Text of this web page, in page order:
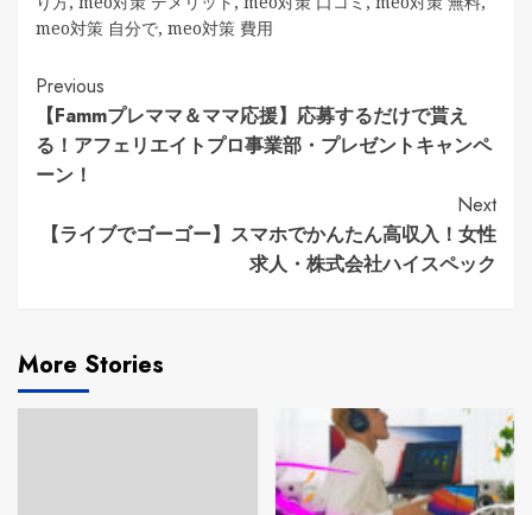
meo対策 自分で, meo対策 費用
Continue
Reading
Previous
【Fammプレママ＆ママ応援】応募するだけで貰え
る！アフェリエイトプロ事業部・プレゼントキャンペ
ーン！
Next
【ライブでゴーゴー】スマホでかんたん高収入！女性
求人・株式会社ハイスペック
More Stories